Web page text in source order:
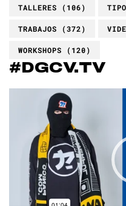
TALLERES (106)
TRABAJOS (372)
WORKSHOPS (120)
#DGCV.TV
Reproductor